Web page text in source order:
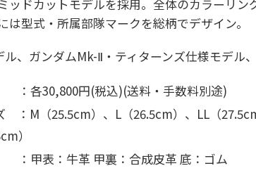
ッドカットモデルを採用。全体のカラーリン
は型式・所属部隊マークを総柄でデザイン。
、ガンダムMk-Ⅱ・ティターンズ仕様モデル
30,800円(税込)(送料・手数料別途)
：M（25.5cm）、 L（26.5cm）、 LL（
）
材 ：甲表：牛革 甲裏：合